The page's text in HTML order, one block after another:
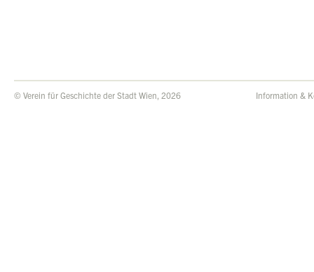
© Verein für Geschichte der Stadt Wien, 2026 Information &